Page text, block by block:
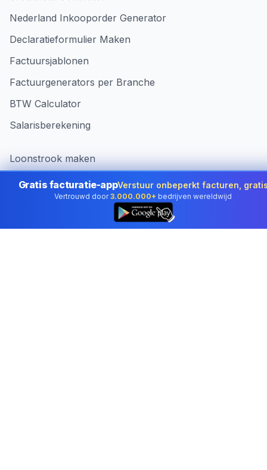
Nederland Inkooporder Generator
Declaratieformulier Maken
Factuursjablonen
Factuurgenerators per Branche
BTW Calculator
Salarisberekening
Loonstrook maken
Offertecalculator
Omzetprognose-tool
Inkomstenbelasting berekenen
Gratis facturatie-appVerstuur onbeperkt facturen,
Vertrouwd door 3.000.000+ bedrijven wereldwijd
👆